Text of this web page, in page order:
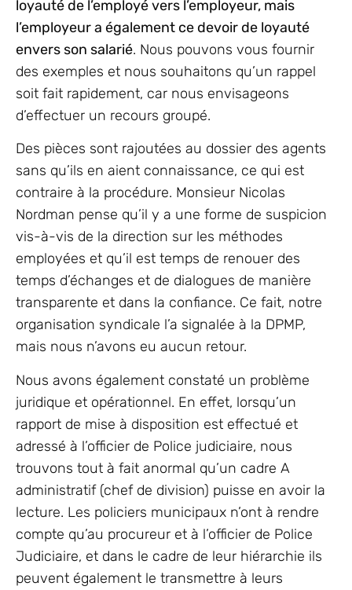
loyauté de l’employé vers l’employeur, mais
l’employeur a également ce devoir de loyauté
envers son salarié. Nous pouvons vous fournir
des exemples et nous souhaitons qu’un rappel
soit fait rapidement, car nous envisageons
d’effectuer un recours groupé.
Des pièces sont rajoutées au dossier des agents
sans qu’ils en aient connaissance, ce qui est
contraire à la procédure. Monsieur Nicolas
Nordman pense qu’il y a une forme de suspicion
vis-à-vis de la direction sur les méthodes
employées et qu’il est temps de renouer des
temps d’échanges et de dialogues de manière
transparente et dans la confiance. Ce fait, notre
organisation syndicale l’a signalée à la DPMP,
mais nous n’avons eu aucun retour.
Nous avons également constaté un problème
juridique et opérationnel. En effet, lorsqu’un
rapport de mise à disposition est effectué et
adressé à l’officier de Police judiciaire, nous
trouvons tout à fait anormal qu’un cadre A
administratif (chef de division) puisse en avoir la
lecture. Les policiers municipaux n’ont à rendre
compte qu’au procureur et à l’officier de Police
Judiciaire, et dans le cadre de leur hiérarchie ils
peuvent également le transmettre à leurs